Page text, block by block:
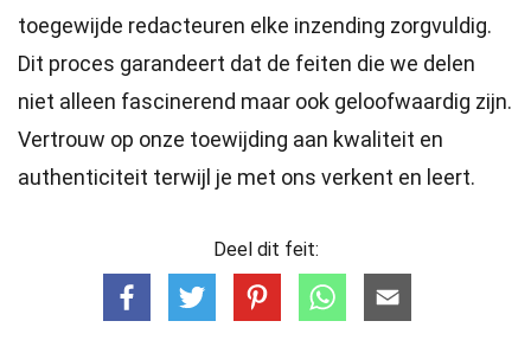
toegewijde redacteuren elke inzending zorgvuldig.
Dit proces garandeert dat de feiten die we delen
niet alleen fascinerend maar ook geloofwaardig zijn.
Vertrouw op onze toewijding aan kwaliteit en
authenticiteit terwijl je met ons verkent en leert.
Deel dit feit: